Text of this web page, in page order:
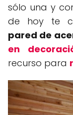
sólo una y
de hoy te
pared de
en
recurso para